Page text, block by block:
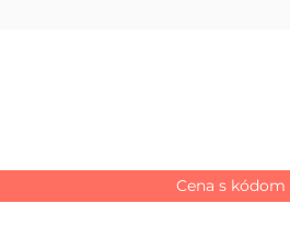
Cena s kódom